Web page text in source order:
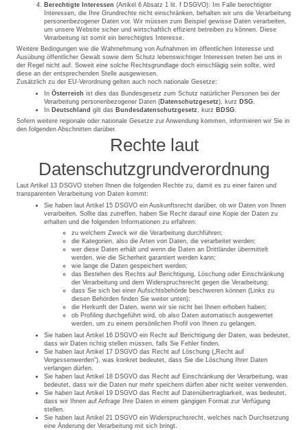
Berechtigte Interessen (Artikel 6 Absatz 1 lit. f DSGVO): Im Falle berechtigter
Interessen, die Ihre Grundrechte nicht einschränken, behalten wir uns die Verarbeitung
personenbezogener Daten vor. Wir müssen zum Beispiel gewisse Daten verarbeiten,
um unsere Website sicher und wirtschaftlich effizient betreiben zu können. Diese
Verarbeitung ist somit ein berechtigtes Interesse.
Weitere Bedingungen wie die Wahrnehmung von Aufnahmen im öffentlichen Interesse und
Ausübung öffentlicher Gewalt sowie dem Schutz lebenswichtiger Interessen treten bei uns in
der Regel nicht auf. Soweit eine solche Rechtsgrundlage doch einschlägig sein sollte, wird
diese an der entsprechenden Stelle ausgewiesen.
Zusätzlich zu der EU-Verordnung gelten auch noch nationale Gesetze:
In Österreich ist dies das Bundesgesetz zum Schutz natürlicher Personen bei der
Verarbeitung personenbezogener Daten ( Datenschutzgesetz), kurz DSG
In Deutschland gilt das Bundesdatenschutzgesetz , kurz BDSG
Sofern weitere regionale oder nationale Gesetze zur Anwendung kommen, informieren wir Sie in
den folgenden Abschnitten darüber.
Rechte laut
Datenschutzgrundverordnung
Laut Artikel 13 DSGVO stehen Ihnen die folgenden Rechte zu, damit es zu einer fairen und
transparenten Verarbeitung von Daten kommt:
Sie haben laut Artikel 15 DSGVO ein Auskunftsrecht darüber, ob wir Daten von Ihnen
verarbeiten. Sollte das zutreffen, haben Sie Recht darauf eine Kopie der Daten zu
erhalten und die folgenden Informationen zu erfahren:
zu welchem Zweck wir die Verarbeitung durchführen;
die Kategorien, also die Arten von Daten, die verarbeitet werden;
wer diese Daten erhält und wenn die Daten an Drittländer übermittelt
werden, wie die Sicherheit garantiert werden kann;
wie lange die Daten gespeichert werden;
das Bestehen des Rechts auf Berichtigung, Löschung oder Einschränkung
der Verarbeitung und dem Widerspruchsrecht gegen die Verarbeitung;
dass Sie sich bei einer Aufsichtsbehörde beschweren können (Links zu
diesen Behörden finden Sie weiter unten);
die Herkunft der Daten, wenn wir sie nicht bei Ihnen erhoben haben;
ob Profiling durchgeführt wird, ob also Daten automatisch ausgewertet
werden, um zu einem persönlichen Profil von Ihnen zu gelangen.
Sie haben laut Artikel 16 DSGVO ein Recht auf Berichtigung der Daten, was bedeutet,
dass wir Daten richtig stellen müssen, falls Sie Fehler finden.
Sie haben laut Artikel 17 DSGVO das Recht auf Löschung („Recht auf
Vergessenwerden“), was konkret bedeutet, dass Sie die Löschung Ihrer Daten
verlangen dürfen.
Sie haben laut Artikel 18 DSGVO das Recht auf Einschränkung der Verarbeitung, was
bedeutet, dass wir die Daten nur mehr speichern dürfen aber nicht weiter verwenden.
Sie haben laut Artikel 19 DSGVO das Recht auf Datenübertragbarkeit, was bedeutet,
dass wir Ihnen auf Anfrage Ihre Daten in einem gängigen Format zur Verfügung
stellen.
Sie haben laut Artikel 21 DSGVO ein Widerspruchsrecht, welches nach Durchsetzung
eine Änderung der Verarbeitung mit sich bringt.